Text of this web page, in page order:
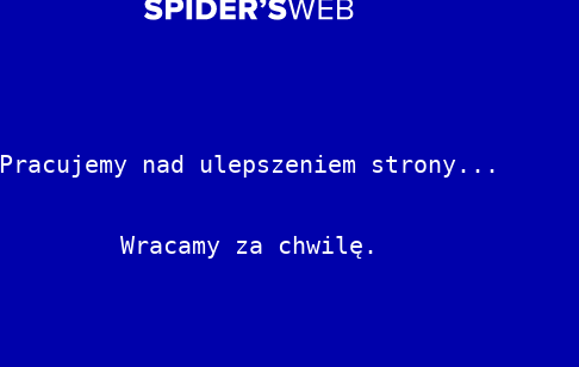
Pracujemy nad ulepszeniem strony...
Wracamy za chwilę.